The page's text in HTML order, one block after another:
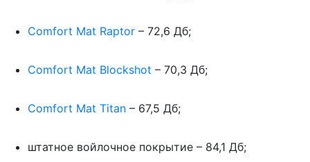
Comfort Mat Raptor – 72,6 Дб;
Comfort Mat Blockshot – 70,3 Дб;
Comfort Mat Titan – 67,5 Дб;
штатное войлочное покрытие – 84,1 Дб;